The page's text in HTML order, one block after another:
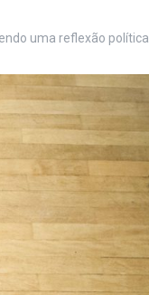
uma reflexão política